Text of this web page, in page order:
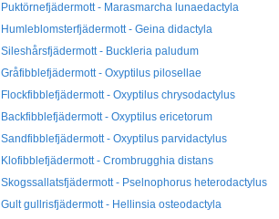
Puktörnefjädermott - Marasmarcha lunaedactyla
Humleblomsterfjädermott - Geina didactyla
Sileshårsfjädermott - Buckleria paludum
Gråfibblefjädermott - Oxyptilus pilosellae
Flockfibblefjädermott - Oxyptilus chrysodactylus
Backfibblefjädermott - Oxyptilus ericetorum
Sandfibblefjädermott - Oxyptilus parvidactylus
Klofibblefjädermott - Crombrugghia distans
Skogssallatsfjädermott - Pselnophorus heterodactylus
Gult gullrisfjädermott - Hellinsia osteodactyla